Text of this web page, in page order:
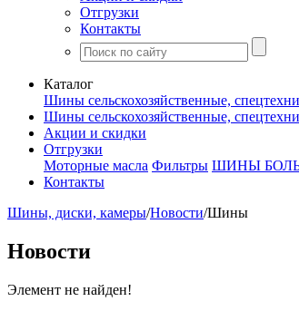
Отгрузки
Контакты
Каталог
Шины сельскохозяйственные,
Шины сельскохозяйственные,
Акции и скидки
Отгрузки
Моторные масла Фильтры ШИНЫ
Контакты
Шины, диски, камеры/Новости/Шины
Новости
Элемент не найден!